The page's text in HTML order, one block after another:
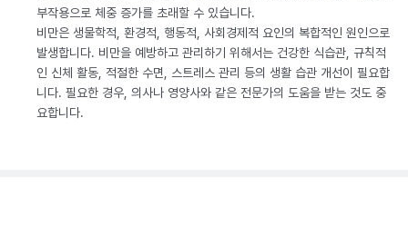
부작용으로 체중 증가를 초래할 수 있습니다.
비만은 생물학적, 환경적, 행동적, 사회경제적 요인의 복합적인 원인으로
발생합니다. 비만을 예방하고 관리하기 위해서는 건강한 식습관, 규칙적
인 신체 활동, 적절한 수면, 스트레스 관리 등의 생활 습관 개선이 필요합
니다. 필요한 경우, 의사나 영양사와 같은 전문가의 도움을 받는 것도 중
요합니다.